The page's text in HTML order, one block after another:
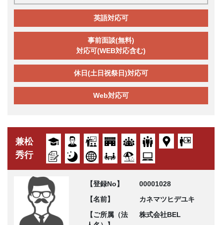
英語対応可
事前面談(無料)
対応可(WEB対応含む)
休日(土日祝祭日)対応可
Web対応可
兼松
秀行
【登録No】
00001028
【名前】
カネマツヒデユキ
【ご所属（法
株式会社BEL